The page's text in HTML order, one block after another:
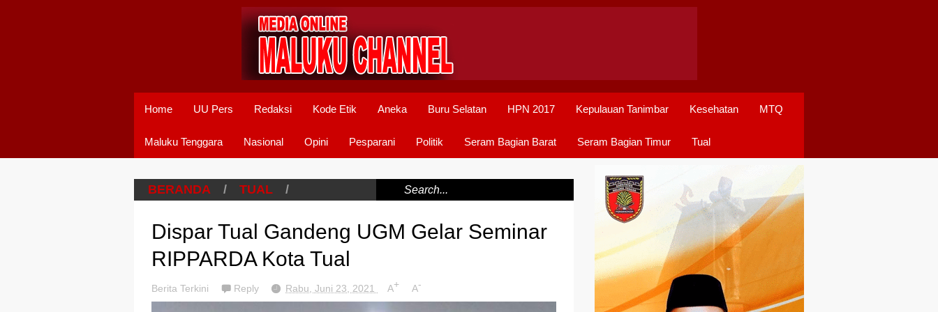
Home UU Pers Redaksi Kode Etik Aneka Buru Selatan HPN 2017 Kepulauan Tanimbar Kesehatan MTQ
Maluku Tenggara Nasional Opini Pesparani Politik Seram Bagian Barat Seram Bagian Timur Tual
BERANDA / TUAL /
Dispar Tual Gandeng UGM Gelar Seminar
RIPPARDA Kota Tual
Berita Terkini Reply Rabu, Juni 23, 2021 A+ A-